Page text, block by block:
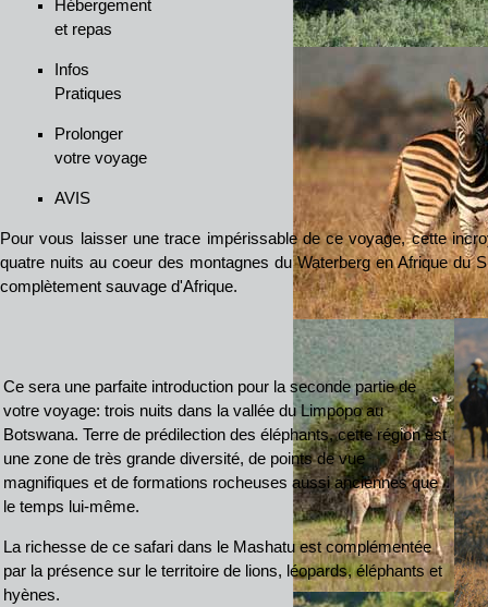
Hébergement
et repas
Infos
Pratiques
Prolonger
votre voyage
AVIS
Pour vous laisser une trace impérissable de ce voyage, cette
quatre nuits au coeur des montagnes du Waterberg en Afrique du
complètement sauvage d'Afrique.
Ce sera une parfaite introduction pour la seconde partie de
votre voyage: trois nuits dans la vallée du Limpopo au
Botswana. Terre de prédilection des éléphants, cette région est
une zone de très grande diversité, de points de vue
magnifiques et de formations rocheuses aussi anciennes que
le temps lui-même.
La richesse de ce safari dans le Mashatu est complémentée
par la présence sur le territoire de lions, léopards, éléphants et
hyènes.